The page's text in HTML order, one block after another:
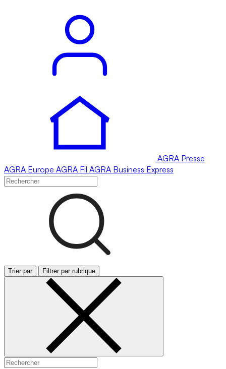
AGRA Presse
AGRA Europe AGRA Fil AGRA Business Express
Trier par Filtrer par rubrique